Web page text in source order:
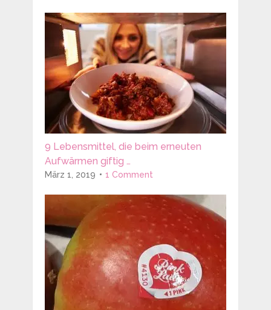
9 Lebensmittel, die beim erneuten
Aufwärmen giftig …
März 1, 2019 1 Comment